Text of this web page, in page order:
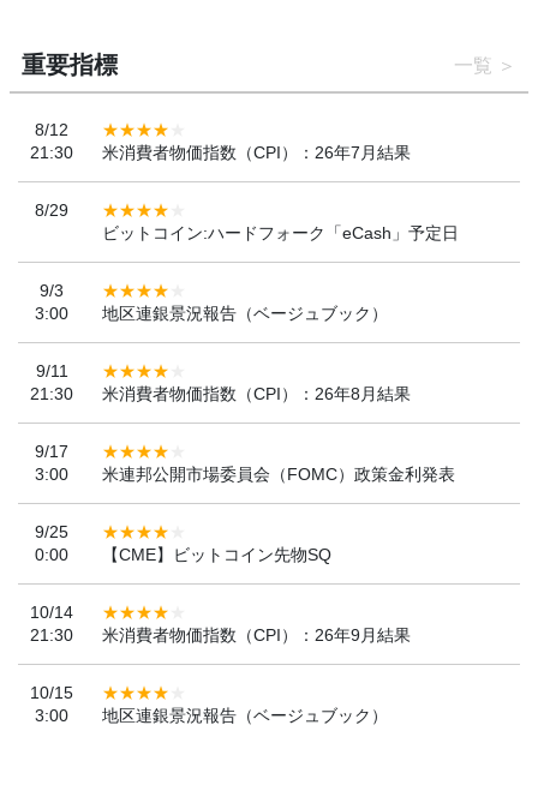
重要指標 一覧
8/12
21:30
米消費者物価指数（CPI）：26年7月結果
8/29
ビットコイン:ハードフォーク「eCash」予定日
9/3
3:00
地区連銀景況報告（ベージュブック）
9/11
21:30
米消費者物価指数（CPI）：26年8月結果
9/17
3:00
米連邦公開市場委員会（FOMC）政策金利発表
9/25
0:00
【CME】ビットコイン先物SQ
10/14
21:30
米消費者物価指数（CPI）：26年9月結果
10/15
3:00
地区連銀景況報告（ベージュブック）